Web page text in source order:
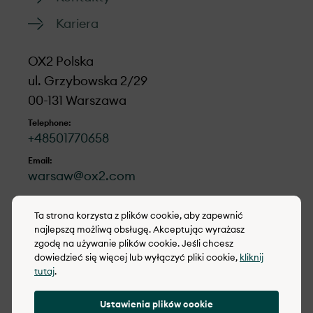
założenia, od wczesnego planowania,
Kariera
OX2 Polska
ul. Grzybowska 2/29
00-131 Warszawa
Telephone:
+48501770658
Email:
warsaw@ox2.com
LinkedIn
© 2022-2026 OX2
Ta strona korzysta z plików cookie, aby zapewnić
najlepszą możliwą obsługę. Akceptując wyrażasz
zgodę na używanie plików cookie. Jeśli chcesz
dowiedzieć się więcej lub wyłączyć pliki cookie, kliknij
tutaj.
Ustawienia plików cookie